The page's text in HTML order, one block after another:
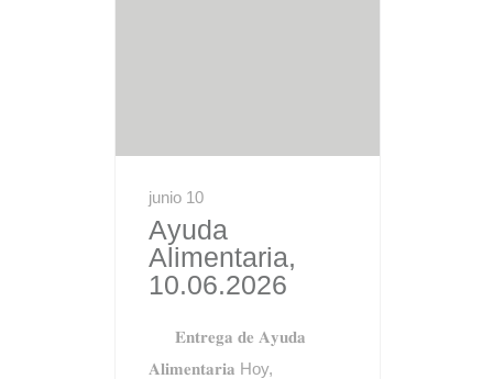
junio 10
Ayuda
Alimentaria,
10.06.2026
𝐄𝐧𝐭𝐫𝐞𝐠𝐚 𝐝𝐞 𝐀𝐲𝐮𝐝𝐚
𝐀𝐥𝐢𝐦𝐞𝐧𝐭𝐚𝐫𝐢𝐚 Hoy,